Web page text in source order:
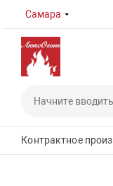
Самара
Контрактное